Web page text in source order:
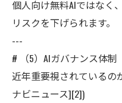
個人向け無料AIではなく
リスクを下げられます。
---
# （5）AIガバナンス体制
近年重要視されているの
ナビニュース][2])